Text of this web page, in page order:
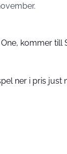
kommer till
ner i pris just